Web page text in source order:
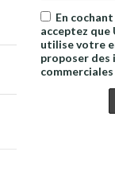
En
acceptez que
utilise votre
proposer
commerciales